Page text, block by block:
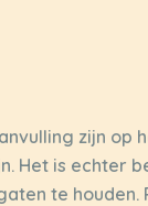
zijn op
Het is echter
te